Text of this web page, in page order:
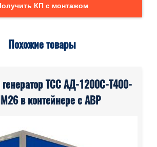
КП с монтажом
Похожие товары
ТСС АД-1200С-Т400-
в контейнере с АВР